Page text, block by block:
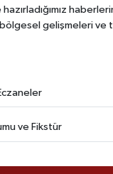
hazırladığımız
gelişmeleri ve
ve Fikstür